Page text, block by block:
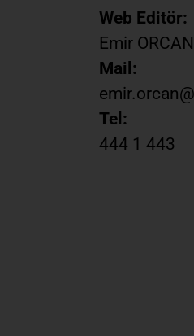
Web Editör:
Emir ORCAN
Mail:
Tel:
444 1 443